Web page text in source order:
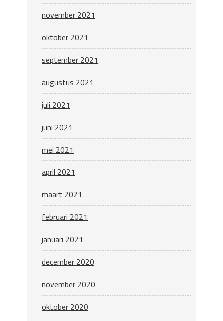
november 2021
oktober 2021
september 2021
augustus 2021
juli 2021
juni 2021
mei 2021
april 2021
maart 2021
februari 2021
januari 2021
december 2020
november 2020
oktober 2020